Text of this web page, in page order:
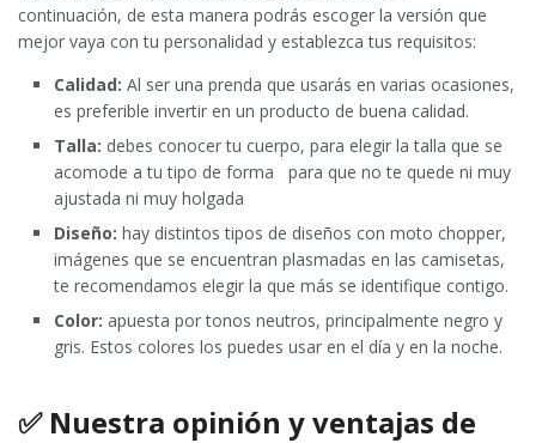
continuación, de esta manera podrás escoger la versión que
mejor vaya con tu personalidad y establezca tus requisitos:
Calidad: Al ser una prenda que usarás en varias ocasiones,
es preferible invertir en un producto de buena calidad.
Talla: debes conocer tu cuerpo, para elegir la talla que se
acomode a tu tipo de forma para que no te quede ni muy
ajustada ni muy holgada
Diseño: hay distintos tipos de diseños con moto chopper,
imágenes que se encuentran plasmadas en las camisetas,
te recomendamos elegir la que más se identifique contigo.
Color: apuesta por tonos neutros, principalmente negro y
gris. Estos colores los puedes usar en el día y en la noche.
✅ Nuestra opinión y ventajas de